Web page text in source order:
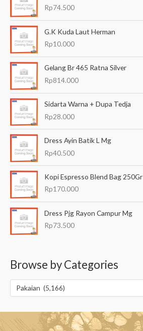
Rp74.500
G.K Kuda Laut Herman
Rp10.000
Gelang Br 465 Ratna Silver
Rp814.000
Sidarta Warna + Dupa Tedja
Rp28.000
Dress Ayin Batik L Mg
Rp40.500
Kopi Espresso Blend Bag 250Gr
Rp170.000
Dress Pjg Rayon Campur Mg
Rp73.500
Browse by Categories
Pakaian (5,166)